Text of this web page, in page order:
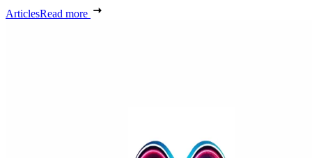
ArticlesRead more